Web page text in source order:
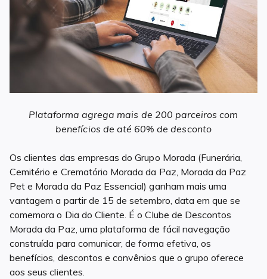
Plataforma agrega mais de 200 parceiros com
benefícios de até 60% de desconto
Os clientes das empresas do Grupo Morada (Funerária,
Cemitério e Crematório Morada da Paz, Morada da Paz
Pet e Morada da Paz Essencial) ganham mais uma
vantagem a partir de 15 de setembro, data em que se
comemora o Dia do Cliente. É o Clube de Descontos
Morada da Paz, uma plataforma de fácil navegação
construída para comunicar, de forma efetiva, os
benefícios, descontos e convênios que o grupo oferece
aos seus clientes.